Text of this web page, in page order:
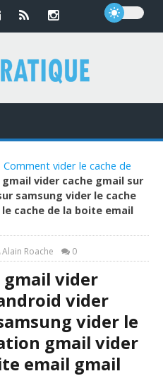
Comment vider le cache de
vider cache gmail sur
samsung vider le cache
cache de la boite email
Alain Roache 0
gmail vider
vider
vider le
gmail vider
email gmail